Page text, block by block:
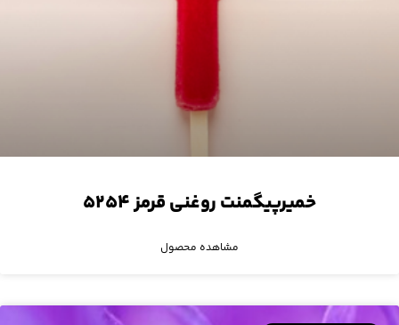
خمیرپیگمنت روغنی قرمز ۵۲۵۴
مشاهده محصول